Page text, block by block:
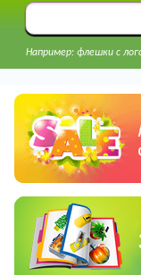
Например: флешки с